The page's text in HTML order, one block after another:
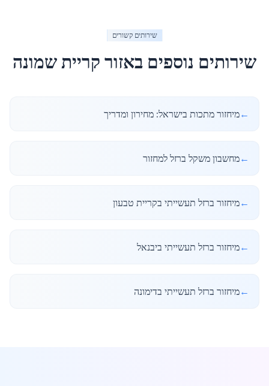
שירותים קשורים
שירותים נוספים באזור קריית שמונה
←מיחזור מתכות בישראל: מחירון ומדריך
←מחשבון משקל ברזל למחזור
←מיחזור ברזל תעשייתי בקריית טבעון
←מיחזור ברזל תעשייתי ביבנאל
←מיחזור ברזל תעשייתי בדימונה